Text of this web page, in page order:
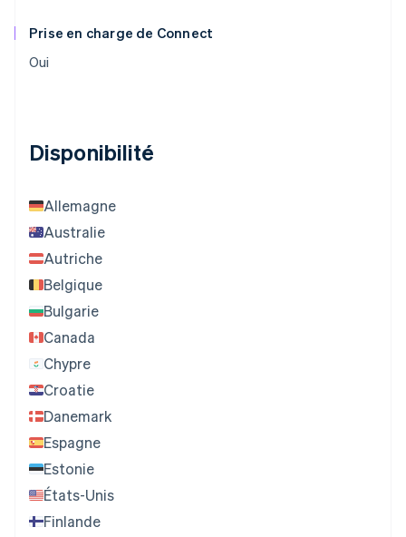
Prise en charge de Connect
Oui
Disponibilité
Allemagne
Australie
Autriche
Belgique
Bulgarie
Canada
Chypre
Croatie
Danemark
Espagne
Estonie
États-Unis
Finlande